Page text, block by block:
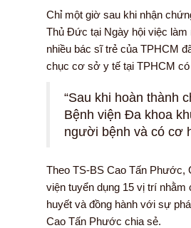
Chỉ một giờ sau khi nhận
Thủ Đức tại Ngày hội việc làm
nhiều bác sĩ trẻ của TPHCM
chục cơ sở y tế tại TPHCM
“Sau khi hoàn thành
Bệnh viện Đa khoa
người bệnh và có cơ
Theo TS-BS Cao Tấn Phước,
viện tuyển dụng 15 vị trí
huyết và đồng hành với sự
Cao Tấn Phước chia sẻ.